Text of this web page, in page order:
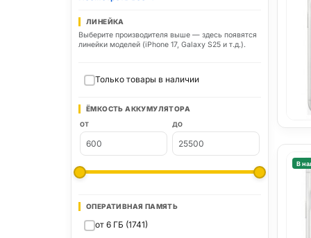
ЛИНЕЙКА
Выберите производителя выше — здесь появятся
линейки моделей (iPhone 17, Galaxy S25 и т.д.).
Только товары в наличии
ЁМКОСТЬ АККУМУЛЯТОРА
ОТ ДО
ОПЕРАТИВНАЯ ПАМЯТЬ
от 6 ГБ (1741)
В